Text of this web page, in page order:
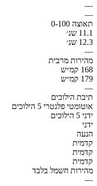
—
—
תאוצה 0-100
11.1 שנ׳
12.3 שנ׳
—
מהירות מרבית
168 קמ״ש
179 קמ״ש
—
תיבת הילוכים
אוטומטי פלנטרי 5 הילוכים
ידני 5 הילוכים
ידני
הנעה
קדמית
קדמית
קדמית
מהירות חשמל בלבד
—